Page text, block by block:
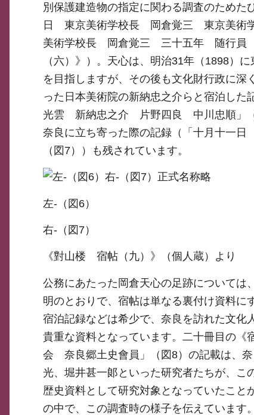
別保護建造物の指定に関わる調査のため
日 東京美術学校長 岡倉覚三 東京美術
美術学校長 岡倉覚三 三十五年 随行員
（六）》）。天心は、明治31年（1898）
を目指しますが、その後も文化財行政に
った日本美術院の新納忠之介らと宿泊
光雲 新納忠之介 片野四良 中川忠順」（
奈良に立ち寄った際の記録（「十月十一
（図7））も残されています。
左-（図6）
右-（図7）
《對山楼 宿帖（九）》（個人蔵）より
公務にあたった岡倉天心の足跡については
明のとおりで、宿帖は単なる裏付け資料
宿泊記録などは希少で、奈良を訪れた文化
貴重な資料となっています。二十冊目の
会 奈良郷土史會員」（図8）の記載は、
光、堀井甚一郞といった研究者たちが、こ
歴史資料として研究対象となっていたこ
の中で、この調査時の様子を伝えています